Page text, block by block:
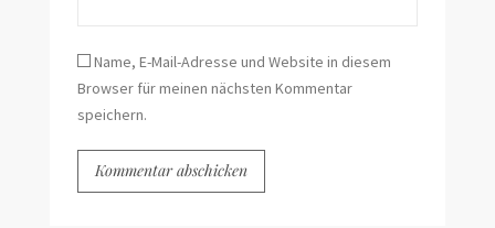
Name, E-Mail-Adresse und Website in diesem
Browser für meinen nächsten Kommentar
speichern.